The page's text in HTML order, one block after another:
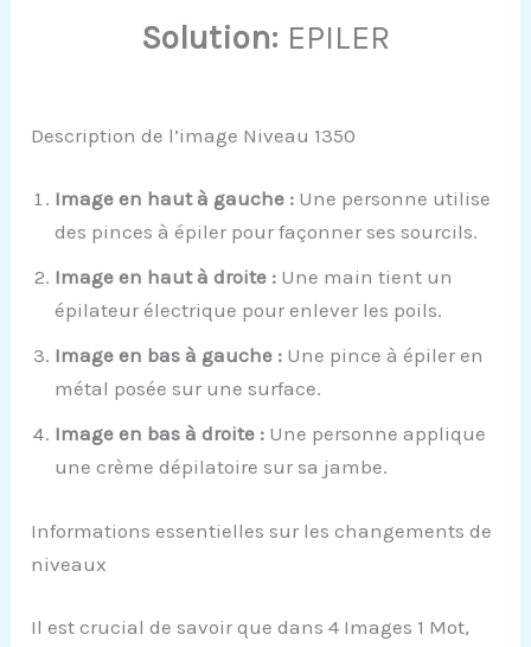
Solution: EPILER
Description de l’image Niveau 1350
Image en haut à gauche : Une personne utilise
des pinces à épiler pour façonner ses sourcils.
Image en haut à droite : Une main tient un
épilateur électrique pour enlever les poils.
Image en bas à gauche : Une pince à épiler en
métal posée sur une surface.
Image en bas à droite : Une personne applique
une crème dépilatoire sur sa jambe.
Informations essentielles sur les changements de
niveaux
Il est crucial de savoir que dans 4 Images 1 Mot,